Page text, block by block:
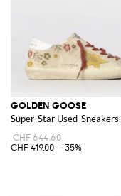
GOLDEN GOOSE
Super-Star Used-
CHF 644.60
CHF 419.00
-35%